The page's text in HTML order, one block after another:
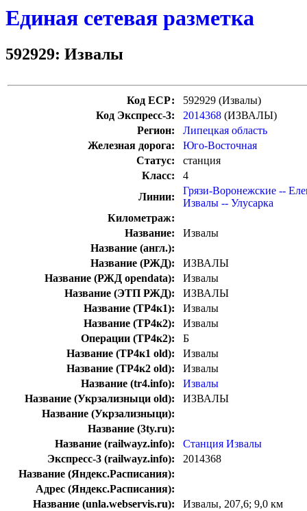
Единая сетевая разметка
592929: Извалы
Код ЕСР:
592929 (Извалы)
Код Экспресс-3:
2014368 (ИЗВАЛЫ)
Регион:
Липецкая область
Железная дорога:
Юго-Восточная
Статус:
станция
Класс:
4
Линии:
Грязи-Воронежские --
Извалы -- Улусарка
Километраж:
Название:
Извалы
Название (англ.):
Название (РЖД):
ИЗВАЛЫ
Название (РЖД opendata):
Извалы
Название (ЭТП РЖД):
ИЗВАЛЫ
Название (ТР4к1):
Извалы
Название (ТР4к2):
Извалы
Операции (ТР4к2):
Б
Название (ТР4к1 old):
Извалы
Название (ТР4к2 old):
Извалы
Название (tr4.info):
Извалы
Название (Укрзализныци old):
ИЗВАЛЫ
Название (Укрзализныци):
Название (3ty.ru):
Название (railwayz.info):
Станция Извалы
Экспресс-3 (railwayz.info):
2014368
Название (Яндекс.Расписания):
Адрес (Яндекс.Расписания):
Название (unla.webservis.ru):
Извалы, 207,6; 9,0 км